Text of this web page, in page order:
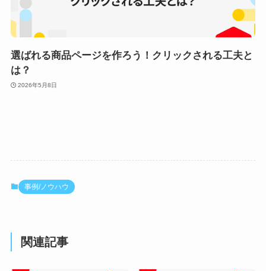
選ばれる商品ページを作ろう！クリックされる工夫と
は？
2026年5月8日
事例/ノウハウ
関連記事